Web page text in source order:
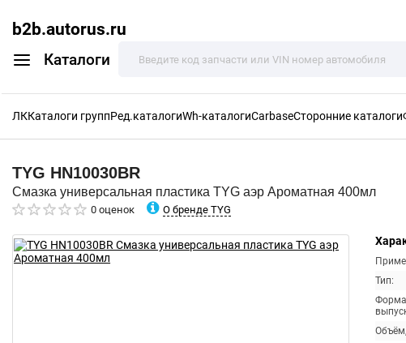
b2b.autorus.ru
Каталоги
ЛККаталоги группРед.каталогиWh-каталогиCarbaseСторонние каталоги
TYG HN10030BR
Смазка универсальная пластика TYG аэр Ароматная 400мл
0 оценок О бренде TYG
Тип:
Форма